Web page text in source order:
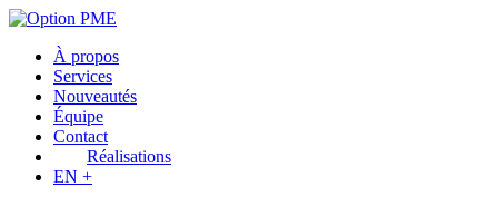
À propos
Services
Nouveautés
Équipe
Contact
Réalisations
EN +